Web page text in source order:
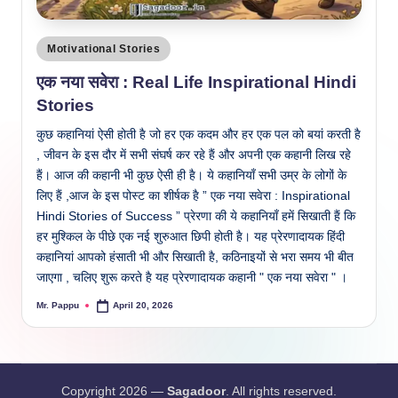
Posted
in
Motivational Stories
एक नया सवेरा : Real Life Inspirational Hindi
Stories
कुछ कहानियां ऐसी होती है जो हर एक कदम और हर एक पल को बयां करती है
, जीवन के इस दौर में सभी संघर्ष कर रहे हैं और अपनी एक कहानी लिख रहे
हैं। आज की कहानी भी कुछ ऐसी ही है। ये कहानियाँ सभी उम्र के लोगों के
लिए हैं ,आज के इस पोस्ट का शीर्षक है ” एक नया सवेरा : Inspirational
Hindi Stories of Success ” प्रेरणा की ये कहानियाँ हमें सिखाती हैं कि
हर मुश्किल के पीछे एक नई शुरुआत छिपी होती है। यह प्रेरणादायक हिंदी
कहानियां आपको हंसाती भी और सिखाती है, कठिनाइयों से भरा समय भी बीत
जाएगा , चलिए शुरू करते है यह प्रेरणादायक कहानी " एक नया सवेरा " ।
Posted
Mr. Pappu April 20, 2026
Copyright 2026 — Sagadoor. All rights reserved.